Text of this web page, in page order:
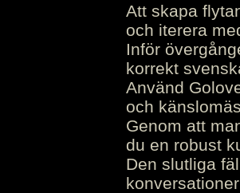
Att skapa
och iterera
Inför
korrekt
Använd
och
Genom att
du en robust
Den slutliga